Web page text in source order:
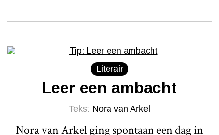
Literair
Leer een ambacht
Tekst Nora van Arkel
Nora van Arkel ging spontaan een dag in